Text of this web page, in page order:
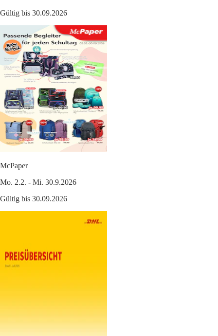
Gültig bis 30.09.2026
McPaper
Mo. 2.2. - Mi. 30.9.2026
Gültig bis 30.09.2026